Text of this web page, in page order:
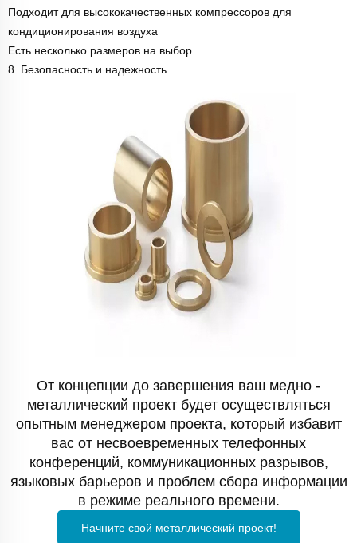
Подходит для высококачественных компрессоров для
кондиционирования воздуха
Есть несколько размеров на выбор
8. Безопасность и надежность
От концепции до завершения ваш медно -
металлический проект будет осуществляться
опытным менеджером проекта, который избавит
вас от несвоевременных телефонных
конференций, коммуникационных разрывов,
языковых барьеров и проблем сбора информации
в режиме реального времени.
Начните свой металлический проект!